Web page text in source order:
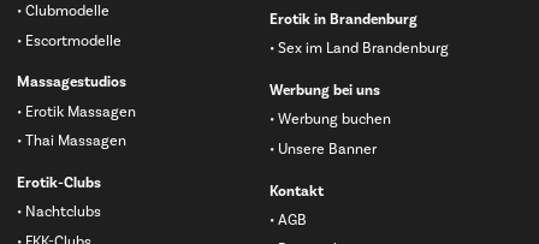
Clubmodelle
Escortmodelle
Massagestudios
Erotik Massagen
Thai Massagen
Erotik-Clubs
Nachtclubs
Erotik in Brandenburg
Sex im Land Brandenburg
Werbung bei uns
Werbung buchen
Unsere Banner
Kontakt
AGB